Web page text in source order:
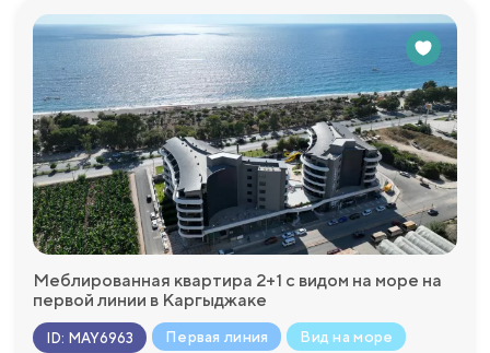
Меблированная квартира 2+1 с видом на море на
первой линии в Каргыджаке
ID: MAY6963 Первая линия Вид на море